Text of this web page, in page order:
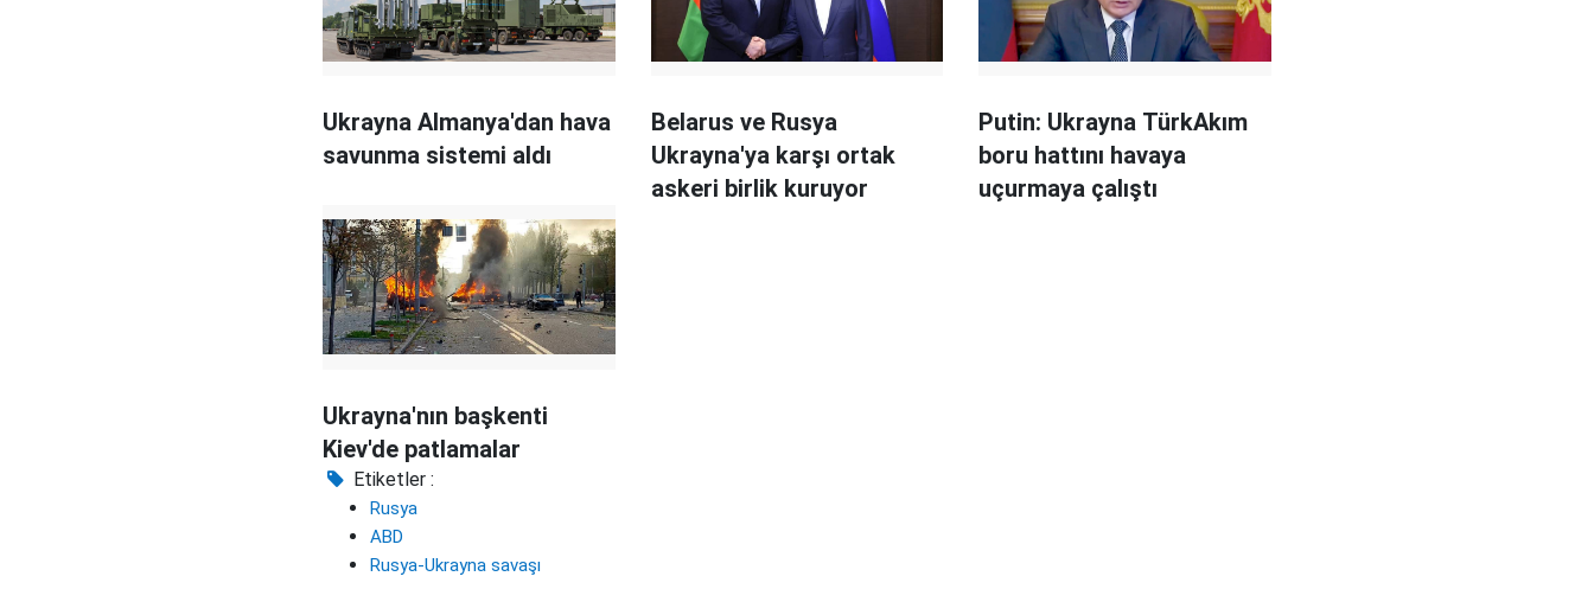
Ukrayna Almanya'dan hava
savunma sistemi aldı
Belarus ve Rusya
Ukrayna'ya karşı ortak
askeri birlik kuruyor
Putin: Ukrayna TürkAkım
boru hattını havaya
uçurmaya çalıştı
Ukrayna'nın başkenti
Kiev'de patlamalar
Etiketler :
Rusya
ABD
Rusya-Ukrayna savaşı